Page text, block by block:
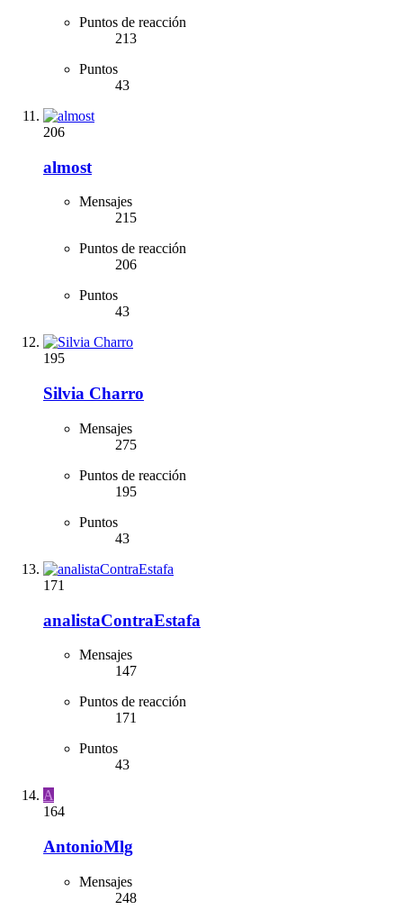
Puntos de reacción
213
Puntos
43
206
almost
Mensajes
215
Puntos de reacción
206
Puntos
43
195
Silvia Charro
Mensajes
275
Puntos de reacción
195
Puntos
43
171
analistaContraEstafa
Mensajes
147
Puntos de reacción
171
Puntos
43
A
164
AntonioMlg
Mensajes
248